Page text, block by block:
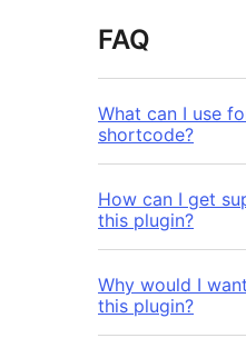
FAQ
What can I use
shortcode?
How can I get
this plugin?
Why would I
this plugin?